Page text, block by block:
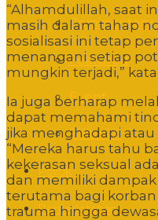
Commentary
Featured
Event
Editorial
Politik
Pemerintahan
“Alhamdulillah, saat
masih dalam tahap
sosialisasi ini tetap
menangani setiap
mungkin terjadi,”
Ia juga berharap
dapat memahami
jika menghadapi atau
“Mereka harus tahu
kekerasan seksual
dan memiliki
terutama bagi
trauma hingga